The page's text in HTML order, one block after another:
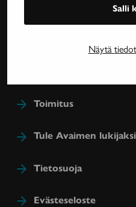
Salli
Näytä
tutkimuksesta,
Neuroliitto. Lehti on
Toimitus
Tule Avaimen lukijaksi
Tietosuoja
Evästeseloste